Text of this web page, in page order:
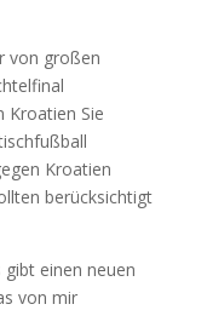
von großen
Kroatien Sie
Kroatien
berücksichtigt
einen neuen
von mir